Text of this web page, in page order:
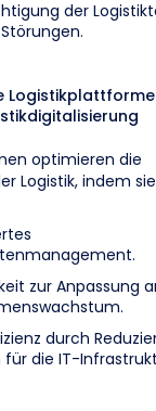
der
optimieren die
Logistik, indem
zur Anpassung
durch
für die IT-